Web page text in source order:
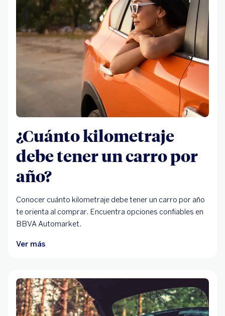
¿Cuánto kilometraje
debe tener un carro por
año?
Conocer cuánto kilometraje debe tener un carro por año
te orienta al comprar. Encuentra opciones confiables en
BBVA Automarket.
Ver más